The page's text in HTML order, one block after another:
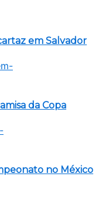
em Salvador
da Copa
no México